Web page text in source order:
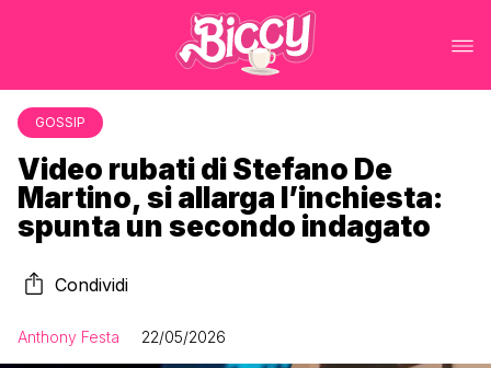
GOSSIP
Video rubati di Stefano De
Martino, si allarga l’inchiesta:
spunta un secondo indagato
Condividi
Anthony Festa 22/05/2026